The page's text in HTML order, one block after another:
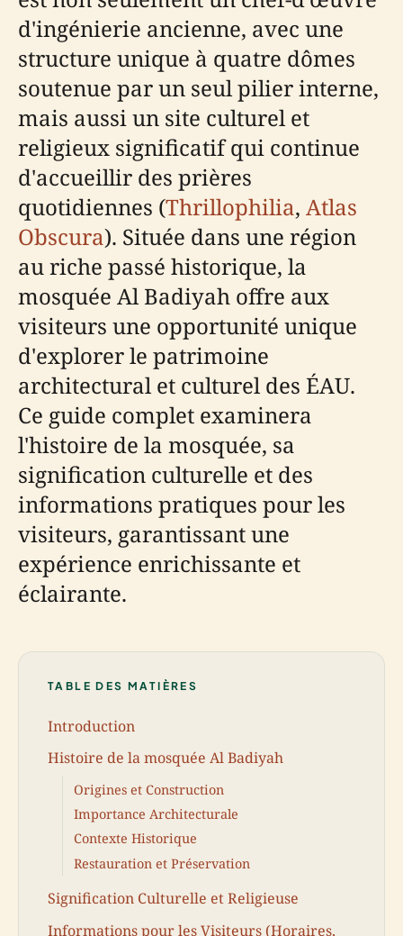
d'ingénierie ancienne, avec une
structure unique à quatre dômes
soutenue par un seul pilier interne,
mais aussi un site culturel et
religieux significatif qui continue
d'accueillir des prières
quotidiennes (Thrillophilia, Atlas
Obscura). Située dans une région
au riche passé historique, la
mosquée Al Badiyah offre aux
visiteurs une opportunité unique
d'explorer le patrimoine
architectural et culturel des ÉAU.
Ce guide complet examinera
l'histoire de la mosquée, sa
signification culturelle et des
informations pratiques pour les
visiteurs, garantissant une
expérience enrichissante et
éclairante.
TABLE DES MATIÈRES
Introduction
Histoire de la mosquée Al Badiyah
Origines et Construction
Importance Architecturale
Contexte Historique
Restauration et Préservation
Signification Culturelle et Religieuse
Informations pour les Visiteurs (Horaires,